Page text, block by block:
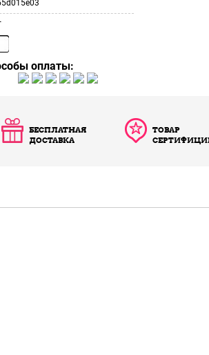
оплаты:
БЕСПЛАТНАЯ
ДОСТАВКА
ТОВАР